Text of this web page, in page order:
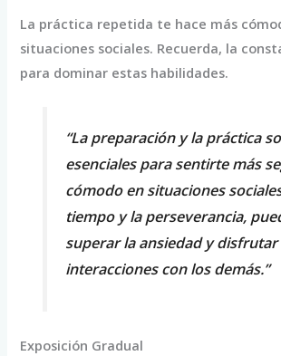
La práctica repetida te hace más
situaciones sociales. Recuerda, la
para dominar estas habilidades.
“La preparación y la práctica
esenciales para sentirte más
cómodo en situaciones
tiempo y la perseverancia,
superar la ansiedad y disfrutar
interacciones con los demás.”
Exposición Gradual